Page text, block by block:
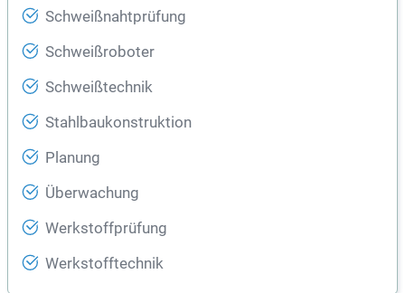
Schweißnahtprüfung
Schweißroboter
Schweißtechnik
Stahlbaukonstruktion
Planung
Überwachung
Werkstoffprüfung
Werkstofftechnik